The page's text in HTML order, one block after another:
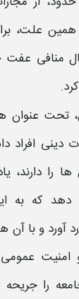
علت،
منافی
تحت عنوان
دینی افراد
را دارند،
دهد که به
آورد و با آن
را جریحه